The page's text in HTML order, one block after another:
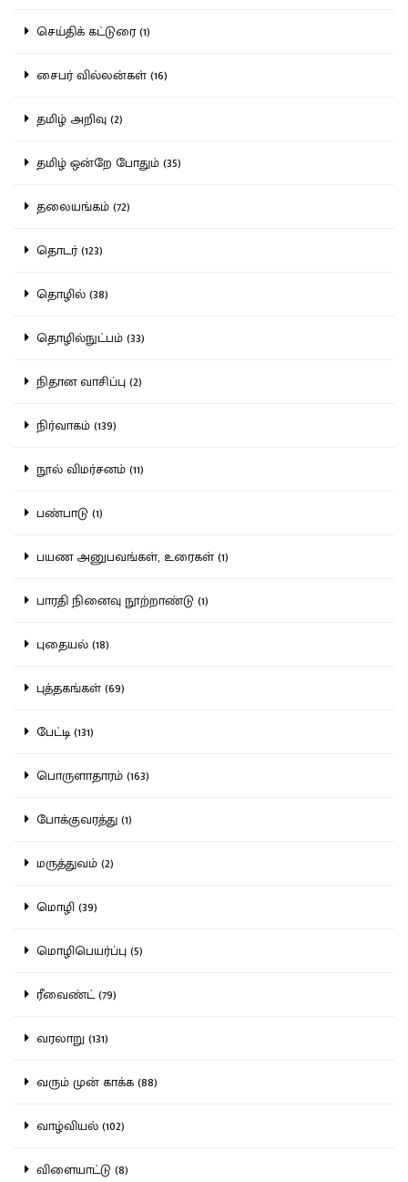
செய்திக் கட்டுரை (1)
சைபர் வில்லன்கள் (16)
தமிழ் அறிவு (2)
தமிழ் ஒன்றே போதும் (35)
தலையங்கம் (72)
தொடர் (123)
தொழில் (38)
தொழில்நுட்பம் (33)
நிதான வாசிப்பு (2)
நிர்வாகம் (139)
நூல் விமர்சனம் (11)
பண்பாடு (1)
பயண அனுபவங்கள், உரைகள் (1)
பாரதி நினைவு நூற்றாண்டு (1)
புதையல் (18)
புத்தகங்கள் (69)
பேட்டி (131)
பொருளாதாரம் (163)
போக்குவரத்து (1)
மருத்துவம் (2)
மொழி (39)
மொழிபெயர்ப்பு (5)
ரீவைண்ட் (79)
வரலாறு (131)
வரும் முன் காக்க (88)
வாழ்வியல் (102)
விளையாட்டு (8)